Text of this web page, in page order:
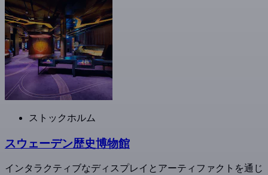
ストックホルム
スウェーデン歴史博物館
インタラクティブなディスプレイとアーティファクトを通じ